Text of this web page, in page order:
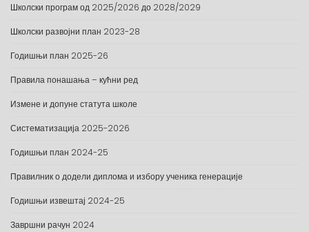
Школски програм од 2025/2026 до 2028/2029
Школски развојни план 2023-28
Годишњи план 2025-26
Правила понашања – кућни ред
Измене и допуне статута школе
Систематизација 2025-2026
Годишњи план 2024-25
Правилник о додели диплома и избору ученика генерације
Годишњи извештај 2024-25
Завршни рачун 2024